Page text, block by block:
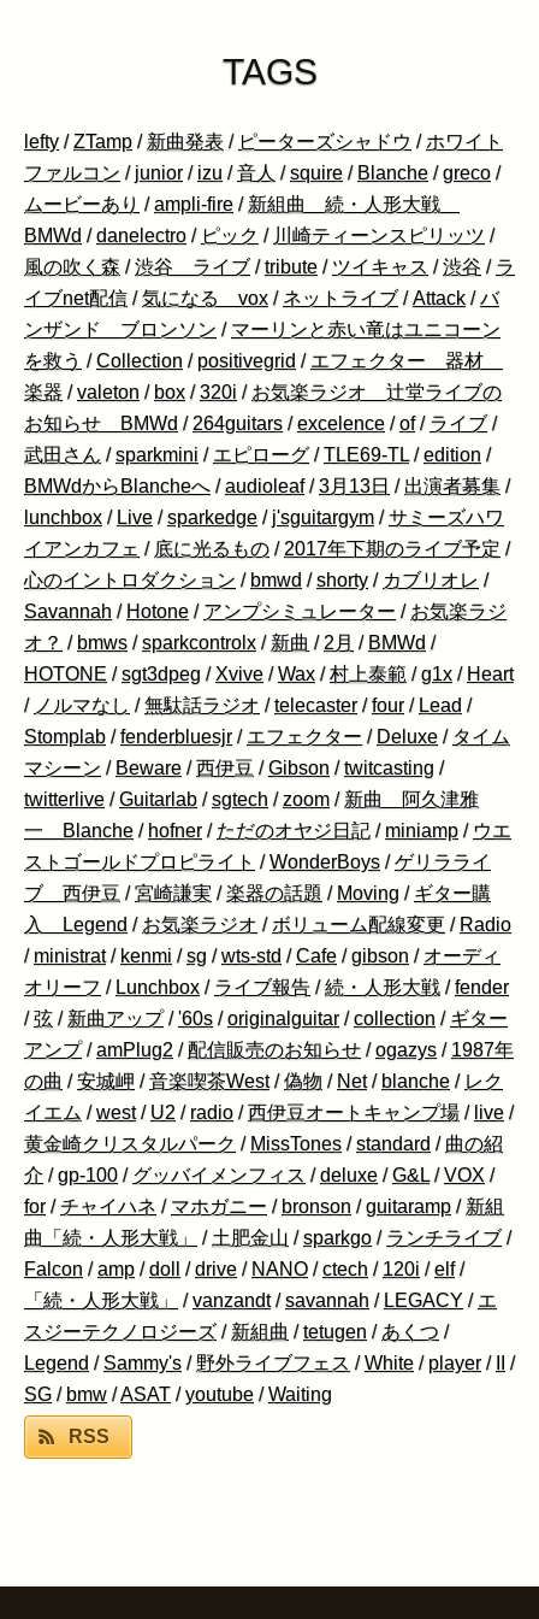
TAGS
lefty /ZTamp / 新曲発表 / ピーターズシャドウ / ホワイト
ファルコン / junior / izu /音人 /squire / Blanche /greco /
ムービーあり /ampli-fire / 新組曲 続・人形大戦
BMWd /danelectro / ピック / 川崎ティーンスピリッツ /
風の吹く森 /渋谷 ライブ /tribute / ツイキャス /渋谷 / ラ
イブnet配信 /気になる vox / ネットライブ /Attack /バ
ンザンド ブロンソン / マーリンと赤い竜はユニコーン
を救う /Collection / positivegrid / エフェクター 器材
楽器 /valeton / box /320i / お気楽ラジオ 辻堂ライブの
お知らせ BMWd / 264guitars /excelence /of / ライブ /
武田さん /sparkmini / エピローグ /TLE69-TL /edition /
BMWdからBlancheへ /audioleaf /3月13日 / 出演者募集 /
lunchbox / Live /sparkedge / j'sguitargym /サミーズハワ
イアンカフェ / 底に光るもの / 2017年下期のライブ予定 /
心のイントロダクション / bmwd /shorty / カブリオレ /
Savannah / Hotone / アンプシミュレーター / お気楽ラジ
オ？ / bmws /sparkcontrolx / 新曲 / 2月 / BMWd /
HOTONE /sgt3dpeg / Xvive /Wax /村上泰範 /g1x / Heart
/ ノルマなし /無駄話ラジオ /telecaster /four / Lead /
Stomplab /fenderbluesjr / エフェクター / Deluxe / タイム
マシーン / Beware /西伊豆 /Gibson /twitcasting /
twitterlive /Guitarlab /sgtech /zoom / 新曲 阿久津雅
一 Blanche / hofner / ただのオヤジ日記 / miniamp / ウエ
ストゴールドプロピライト /WonderBoys /ゲリラライ
ブ 西伊豆 /宮崎謙実 /楽器の話題 / Moving / ギター購
入 Legend / お気楽ラジオ / ボリューム配線変更 / Radio
/ ministrat / kenmi /sg /wts-std /Cafe /gibson / オーディ
オリーフ / Lunchbox / ライブ報告 /続・人形大戦 /fender
/弦 / 新曲アップ /'60s /originalguitar /collection / ギター
アンプ /amPlug2 /配信販売のお知らせ /ogazys / 1987年
の曲 /安城岬 /音楽喫茶West /偽物 / Net / blanche / レク
イエム /west / U2 / radio /西伊豆オートキャンプ場 / live /
黄金崎クリスタルパーク / MissTones /standard / 曲の紹
介 /gp-100 / グッバイメンフィス /deluxe /G&L /VOX /
for /チャイハネ / マホガニー / bronson /guitaramp / 新組
曲「続・人形大戦」
/ 土肥金山 /sparkgo / ランチライブ /
Falcon /amp /doll /drive / NANO /ctech / 120i /elf /
「続・人形大戦」
/vanzandt /savannah / LEGACY / エ
スジーテクノロジーズ / 新組曲 /tetugen / あくつ /
Legend /Sammy's / 野外ライブフェス /White / player /
/
SG / bmw /ASAT /youtube /Waiting
RSS